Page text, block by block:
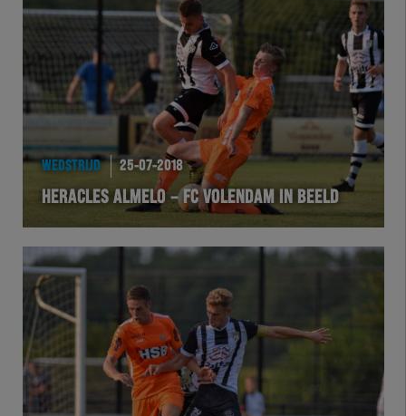
Team Zwart Wit
eSports
Academie
WEDSTRIJD 25-07-2018
HERACLES ALMELO – FC VOLENDAM IN BEELD